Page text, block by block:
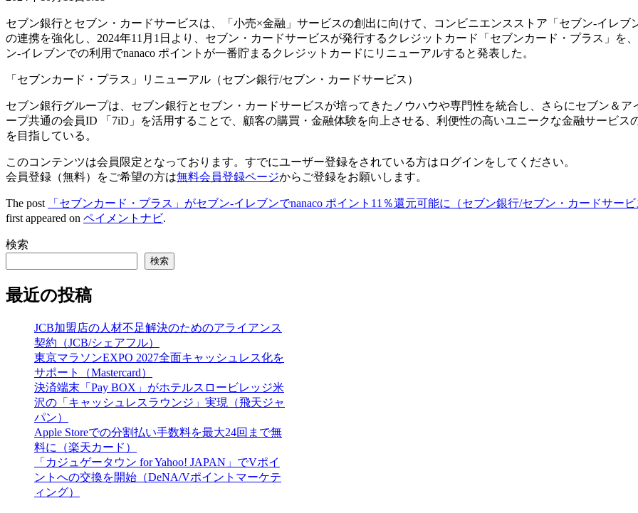
セブン銀行とセブン・カードサービスは、「小売×金融」サービスの創出に向けて、コンビニエンスストア「セブン‐イレブ
の連携を強化し、2024年11月1日より、セブン・カードサービスが発行するクレジットカード「セブンカード・プラス」を
ン‐イレブンでの利用でnanaco ポイントが一番貯まるクレジットカードにリニューアルすると発表した。
「セブンカード・プラス」リニューアル（セブン銀行/セブン・カードサービス）
セブン銀行グループは、セブン銀行とセブン・カードサービスが培ってきたノウハウや専門性を統合し、さらにセブン＆ア
ープ共通の会員ID 「7iD」を活用することで、顧客の購買・金融体験を向上させる、利便性の高いユニークな金融サービス
を目指している。
このコンテンツは会員限定となっております。すでにユーザー登録をされている方はログインをしてください。
会員登録（無料）をご希望の方は無料会員登録ページからご登録をお願いします。
The post
「セブンカード・プラス」がセブン‐イレブンでnanaco ポイント11％還元可能に（セブン銀行/セブン・カードサー
first appeared on ペイメントナビ.
検索
検索
最近の投稿
JCB加盟店の人材不足解決のためのアライアンス
契約（JCB/シェアフル）
東京マラソンEXPO 2027全面キャッシュレス化を
サポート（Mastercard）
決済端末「Pay BOX」がホテルスロービレッジ米
沢の「キャッシュレスラウンジ」実現（飛天ジャ
パン）
Apple Storeでの分割払い手数料を最大24回まで無
料に（楽天カード）
「カジュゲータウン for Yahoo! JAPAN」でVポイ
ントへの交換を開始（DeNA/Vポイントマーケテ
ィング）